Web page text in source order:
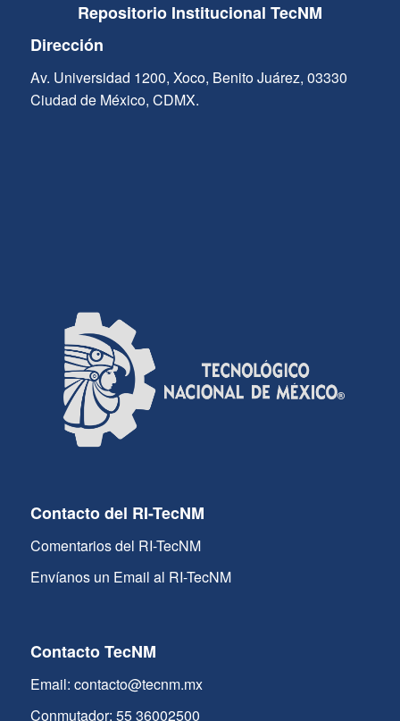
Repositorio Institucional TecNM
Dirección
Av. Universidad 1200, Xoco, Benito Juárez, 03330
Ciudad de México, CDMX.
Contacto del RI-TecNM
Comentarios del RI-TecNM
Envíanos un Email al RI-TecNM
Contacto TecNM
Email: contacto@tecnm.mx
Conmutador: 55 36002500